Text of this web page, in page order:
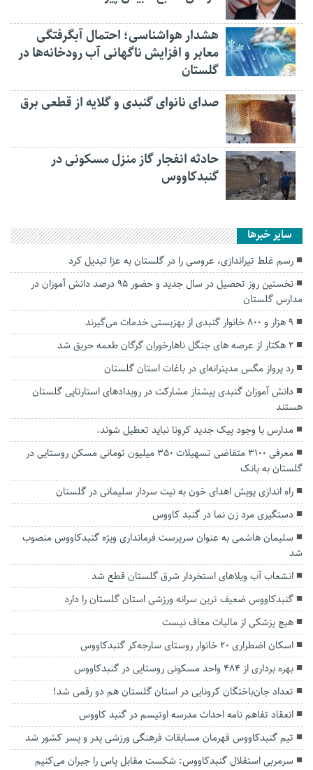
هشدار هواشناسی؛ احتمال آبگرفتگی
معابر و افزایش ناگهانی آب رودخانه‌ها در
گلستان
صدای نانوای گنبدی و گلایه از قطعی برق
حادثه انفجار گاز منزل مسکونی در
گنبدکاووس
سایر خبرها
رسم غلط تیراندازی، عروسی را در گلستان به عزا تبدیل کرد
نخستین روز تحصیل در سال جدید و حضور ۹۵ درصد دانش آموزان در
مدارس گلستان
۹ هزار و ۸۰۰ خانوار گنبدی از بهزیستی خدمات می‌گیرند
۲ هکتار از عرصه های جنگل ناهارخوران گرگان طعمه حریق شد
رد پرواز مگس مدیترانه‌ای در باغات استان گلستان
دانش آموزان گنبدی پیشتاز مشارکت در رویدادهای استارتاپی گلستان
هستند
مدارس با وجود پیک جدید کرونا نباید تعطیل شوند.
معرفی ۳۱۰۰ متقاضی تسهیلات ۳۵۰ میلیون تومانی مسکن روستایی در
گلستان به بانک
راه اندازی پویش اهدای خون به نیت سردار سلیمانی در گلستان
دستگیری مرد زن نما در گنبد کاووس
سلیمان هاشمی به عنوان سرپرست فرمانداری ویژه گنبدکاووس منصوب
شد
انشعاب آب ویلاهای استخردار شرق گلستان قطع شد
گنبدکاووس ضعیف ترین سرانه ورزشی استان گلستان را دارد
هیچ پزشکی از مالیات معاف نیست
اسکان اضطراری ۲۰ خانوار روستای سارجه‌کر گنبدکاووس
بهره برداری از ۴۸۴ واحد مسکونی روستایی در گنبدکاووس
تعداد جان‌باختگان کرونایی در استان گلستان هم دو رقمی شد!
انعقاد تفاهم نامه احداث مدرسه اوتیسم در گنبد کاووس
تیم گنبدکاووس قهرمان مسابقات فرهنگی ورزشی پدر و پسر کشور شد
سرمربی استقلال گنبدکاووس: شکست مقابل پاس را جبران می‌کنیم